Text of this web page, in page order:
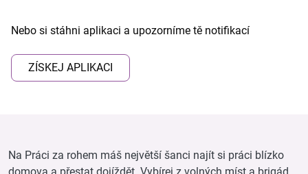
Nebo si stáhni aplikaci a upozorníme tě notifikací
ZÍSKEJ APLIKACI
Na Práci za rohem máš největší šanci najít si práci blízko
domova a přestat dojíždět. Vybírej z volných míst a brigád